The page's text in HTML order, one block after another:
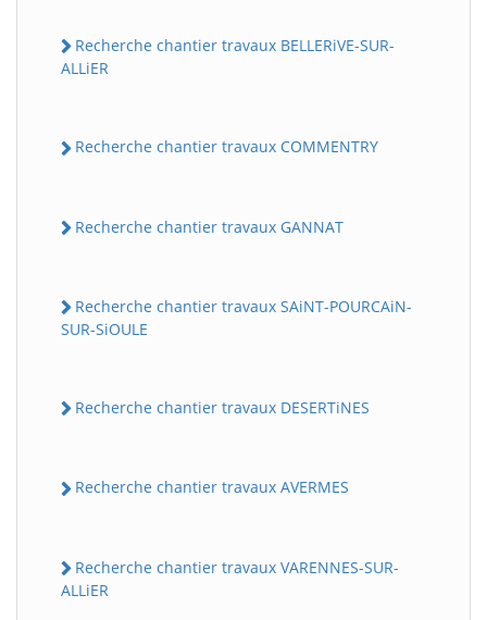
Recherche chantier travaux BELLERiVE-SUR-
ALLiER
Recherche chantier travaux COMMENTRY
Recherche chantier travaux GANNAT
Recherche chantier travaux SAiNT-POURCAiN-
SUR-SiOULE
Recherche chantier travaux DESERTiNES
Recherche chantier travaux AVERMES
Recherche chantier travaux VARENNES-SUR-
ALLiER